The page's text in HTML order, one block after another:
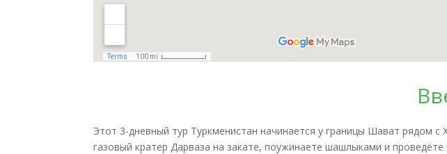
Этот 3-дневный тур Туркменистан начинается у границы Шават рядом
газовый кратер Дарваза на закате, поужинаете шашлыками и